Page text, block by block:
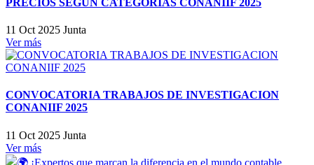
PRECIOS SEGUN CATEGORIAS CONANIIF 2025
11 Oct 2025 Junta
Ver más
CONVOCATORIA TRABAJOS DE INVESTIGACION
CONANIIF 2025
11 Oct 2025 Junta
Ver más